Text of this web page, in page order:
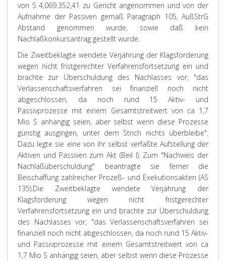
von S 4,069.352,41 zu Gericht angenommen und von der
Aufnahme der Passiven gemäß Paragraph 105, AußStrG
Abstand genommen wurde, sowie daß kein
Nachlaßkonkursantrag gestellt wurde.
Die Zweitbeklagte wendete Verjährung der Klagsforderung
wegen nicht fristgerechter Verfahrensfortsetzung ein und
brachte zur Überschuldung des Nachlasses vor, "das
Verlassenschaftsverfahren sei finanziell noch nicht
abgeschlossen, da noch rund 15 Aktiv- und
Passivprozesse mit einem Gesamtstreitwert von ca 1,7
Mio S anhängig seien, aber selbst wenn diese Prozesse
günstig ausgingen, unter dem Strich nichts überbleibe".
Dazu legte sie eine von ihr selbst verfaßte Aufstellung der
Aktiven und Passiven zum Akt (Beil I). Zum "Nachweis der
Nachlaßüberschuldung" beantragte sie ferner die
Beischaffung zahlreicher Prozeß- und Exekutionsakten (AS
135).Die Zweitbeklagte wendete Verjährung der
Klagsforderung wegen nicht fristgerechter
Verfahrensfortsetzung ein und brachte zur Überschuldung
des Nachlasses vor, "das Verlassenschaftsverfahren sei
finanziell noch nicht abgeschlossen, da noch rund 15 Aktiv-
und Passivprozesse mit einem Gesamtstreitwert von ca
1,7 Mio S anhängig seien, aber selbst wenn diese Prozesse